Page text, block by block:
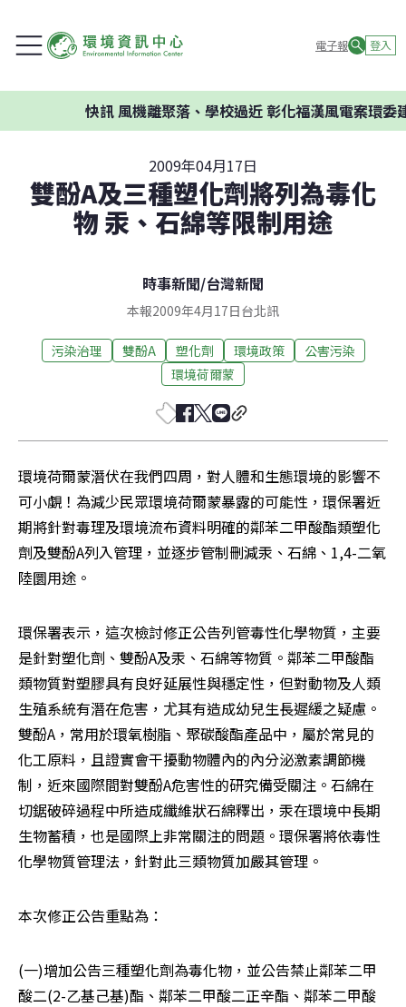
電子報 登入
快訊風機離聚落、學校過近 彰化福漢風電案環委建
2009年04月17日
雙酚A及三種塑化劑將列為毒化
物 汞、石綿等限制用途
時事新聞/台灣新聞
本報2009年4月17日台北訊
污染治理 雙酚A 塑化劑 環境政策
公害污染
環境荷爾蒙
環境荷爾蒙潛伏在我們四周，對人體和生態環境的影響不
可小覷！為減少民眾環境荷爾蒙暴露的可能性，環保署近
期將針對毒理及環境流布資料明確的鄰苯二甲酸酯類塑化
劑及雙酚A列入管理，並逐步管制刪減汞、石綿、1,4-二氧
陸圜用途。
環保署表示，這次檢討修正公告列管毒性化學物質，主要
是針對塑化劑、雙酚A及汞、石綿等物質。鄰苯二甲酸酯
類物質對塑膠具有良好延展性與穩定性，但對動物及人類
生殖系統有潛在危害，尤其有造成幼兒生長遲緩之疑慮。
雙酚A，常用於環氧樹脂、聚碳酸酯產品中，屬於常見的
化工原料，且證實會干擾動物體內的內分泌激素調節機
制，近來國際間對雙酚A危害性的研究備受關注。石綿在
切鋸破碎過程中所造成纖維狀石綿釋出，汞在環境中長期
生物蓄積，也是國際上非常關注的問題。環保署將依毒性
化學物質管理法，針對此三類物質加嚴其管理。
本次修正公告重點為：
(一)增加公告三種塑化劑為毒化物，並公告禁止鄰苯二甲
酸二(2-乙基己基)酯、鄰苯二甲酸二正辛酯、鄰苯二甲酸